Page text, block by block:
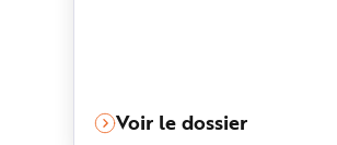
Voir le dossier